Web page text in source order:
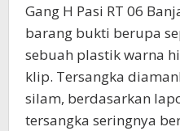
Gang H Pasi RT 06
barang bukti berupa
sebuah plastik warna
klip. Tersangka
silam, berdasarkan
tersangka seringnya